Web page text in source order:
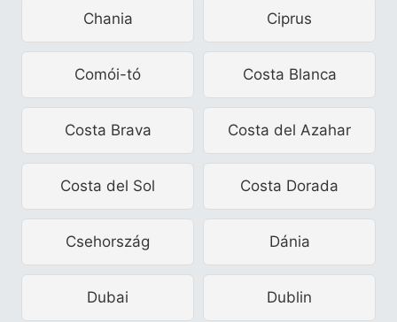
Chania Ciprus
Comói-tó Costa Blanca
Costa Brava Costa del Azahar
Costa del Sol Costa Dorada
Csehország Dánia
Dubai Dublin